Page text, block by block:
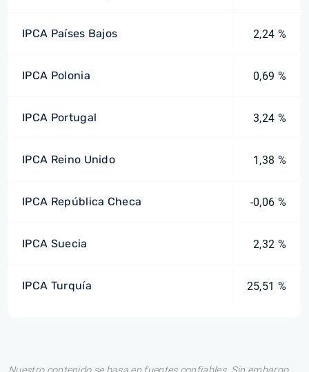
IPCA Países Bajos 2,24 %
IPCA Polonia 0,69 %
IPCA Portugal 3,24 %
IPCA Reino Unido 1,38 %
IPCA República Checa -0,06 %
IPCA Suecia 2,32 %
IPCA Turquía 25,51 %